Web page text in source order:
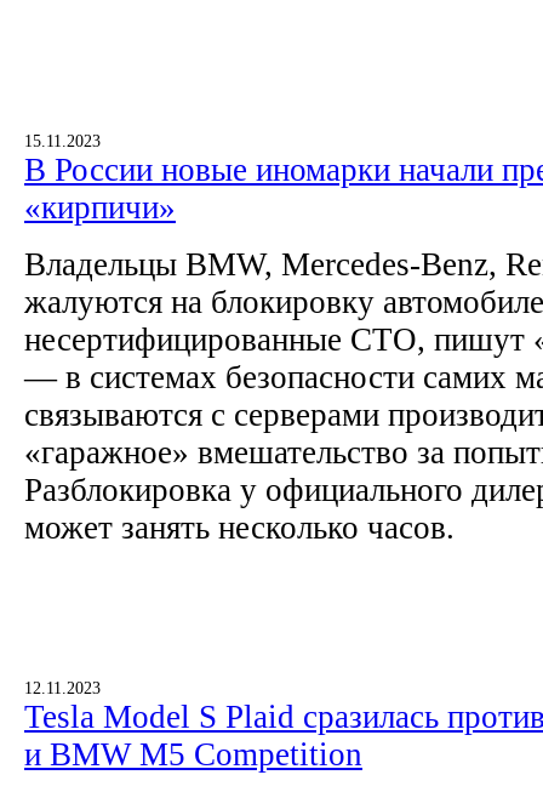
15.11.2023
В России новые иномарки начали
«кирпичи»
Владельцы BMW, Mercedes-Benz,
жалуются на блокировку
несертифицированные СТО, пишут
— в системах безопасности самих
связываются с серверами
«гаражное» вмешательство за
Разблокировка у официального
может занять несколько часов.
12.11.2023
Tesla Model S Plaid сразилась
и BMW M5 Competition